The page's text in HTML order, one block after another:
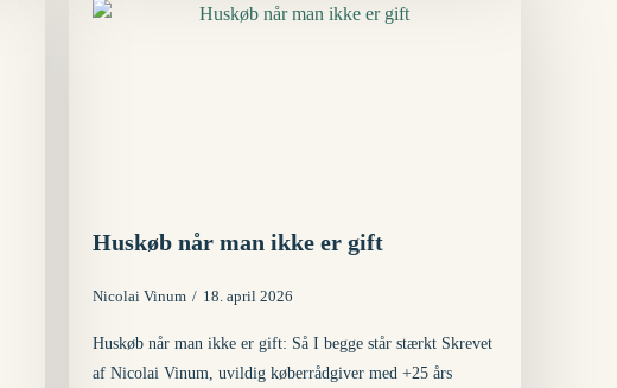
Huskøb når man ikke er gift
Nicolai Vinum 18. april 2026
Huskøb når man ikke er gift: Så I begge står stærkt Skrevet
af Nicolai Vinum, uvildig køberrådgiver med +25 års